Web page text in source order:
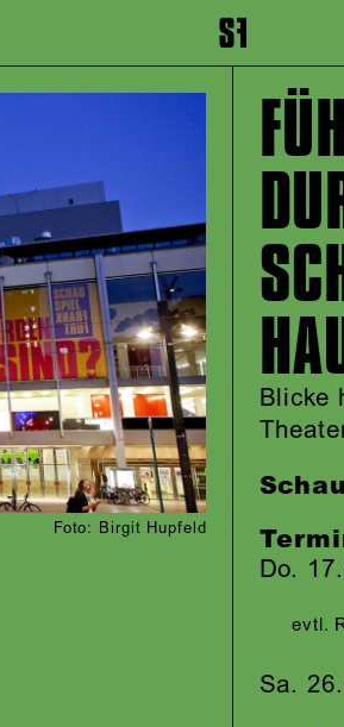
Zum
Blicke
Do.
evtl.
Sa.
Foto: Birgit Hupfeld